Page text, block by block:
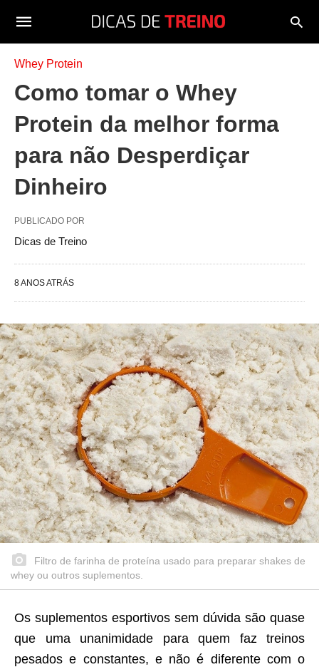
Whey Protein
Como tomar o Whey
Protein da melhor forma
para não Desperdiçar
Dinheiro
PUBLICADO POR
Dicas de Treino
8 ANOS ATRÁS
Filtro de farinha de proteína usado para preparar shakes de
whey ou outros suplementos.
Os suplementos esportivos sem dúvida são quase
que uma unanimidade para quem faz treinos
pesados e constantes, e não é diferente com o